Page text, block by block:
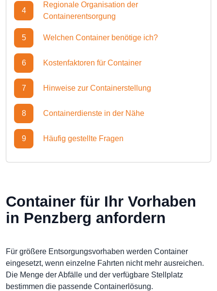
4
Regionale Organisation der
Containerentsorgung
5 Welchen Container benötige ich?
6 Kostenfaktoren für Container
7 Hinweise zur Containerstellung
8 Containerdienste in der Nähe
9 Häufig gestellte Fragen
Container für Ihr Vorhaben
in Penzberg anfordern
Für größere Entsorgungsvorhaben werden Container
eingesetzt, wenn einzelne Fahrten nicht mehr ausreichen.
Die Menge der Abfälle und der verfügbare Stellplatz
bestimmen die passende Containerlösung.